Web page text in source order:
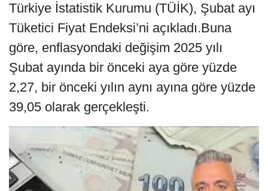
Türkiye İstatistik Kurumu (TÜİK), Şubat ayı
Tüketici Fiyat Endeksi’ni açıkladı.Buna
göre, enflasyondaki değişim 2025 yılı
Şubat ayında bir önceki aya göre yüzde
2,27, bir önceki yılın aynı ayına göre yüzde
39,05 olarak gerçekleşti.